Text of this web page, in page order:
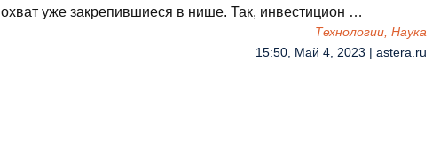
охват уже закрепившиеся в нише. Так, инвестицион …
Технологии, Наука
15:50, Май 4, 2023 | astera.ru